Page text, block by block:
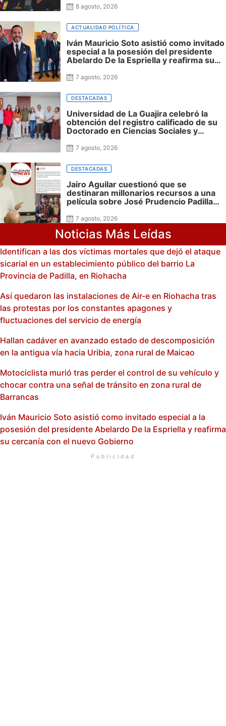
8 agosto, 2026
ACTUALIDAD POLÍTICA
Iván Mauricio Soto asistió como invitado
especial a la posesión del presidente
Abelardo De la Espriella y reafirma su
7 agosto, 2026
DESTACADAS
Universidad de La Guajira celebró la
obtención del registro calificado de su
Doctorado en Ciencias Sociales y
con impacto regional
7 agosto, 2026
DESTACADAS
Jairo Aguilar cuestionó que se
destinaran millonarios recursos a una
película sobre José Prudencio Padilla
ni incluyó al departamento, mientras
siguen sin financiación las obras en su
honor en Riohacha
7 agosto, 2026
Noticias Más Leídas
Identifican a las dos víctimas mortales que dejó el ataque
sicarial en un establecimiento público del barrio La
Provincia de Padilla, en Riohacha
Así quedaron las instalaciones de Air-e en Riohacha tras
las protestas por los constantes apagones y
fluctuaciones del servicio de energía
Hallan cadáver en avanzado estado de descomposición
en la antigua vía hacia Uribia, zona rural de Maicao
Motociclista murió tras perder el control de su vehículo y
chocar contra una señal de tránsito en zona rural de
Barrancas
Iván Mauricio Soto asistió como invitado especial a la
posesión del presidente Abelardo De la Espriella y reafirma
su cercanía con el nuevo Gobierno
Publicidad